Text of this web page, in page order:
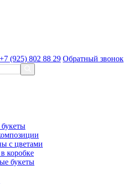
+7 (925) 802 88 29 Обратный звонок
с цветами
коробке
букеты